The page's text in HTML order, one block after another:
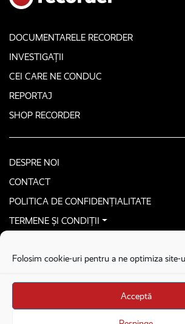
Folosim cookie-uri pentru a ne optimiza site-
Acceptă
DOCUMENTARELE RECORDER
INVESTIGAȚII
CEI CARE NE CONDUC
REPORTAJ
SHOP RECORDER
DESPRE NOI
CONTACT
POLITICA DE CONFIDENȚIALITATE
TERMENE ȘI CONDIȚII
Stega creative
Brandul Recorder e operat de Asociația Recorder